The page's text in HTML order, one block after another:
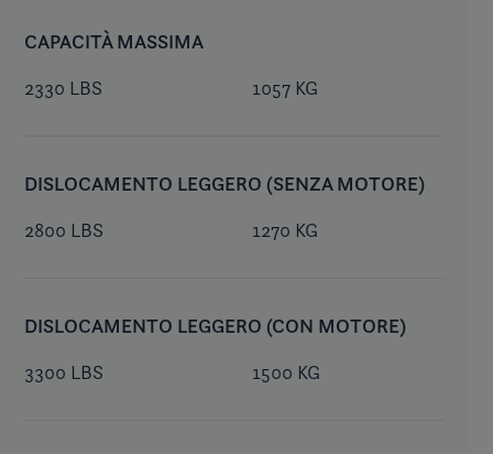
CAPACITÀ MASSIMA
2330 LBS 1057 KG
DISLOCAMENTO LEGGERO (SENZA MOTORE)
2800 LBS 1270 KG
DISLOCAMENTO LEGGERO (CON MOTORE)
3300 LBS 1500 KG